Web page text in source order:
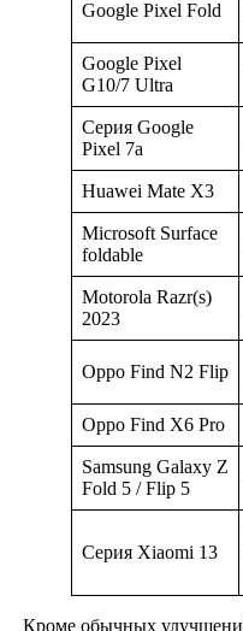
Google Pixel Fold
Google Pixel
G10/7 Ultra
Серия Google
Pixel 7a
Huawei Mate X3
Microsoft Surface
foldable
Motorola Razr(s)
2023
Oppo Find N2 Flip
Oppo Find X6 Pro
Samsung Galaxy Z
Fold 5 / Flip 5
Серия Xiaomi 13
Кроме обычных